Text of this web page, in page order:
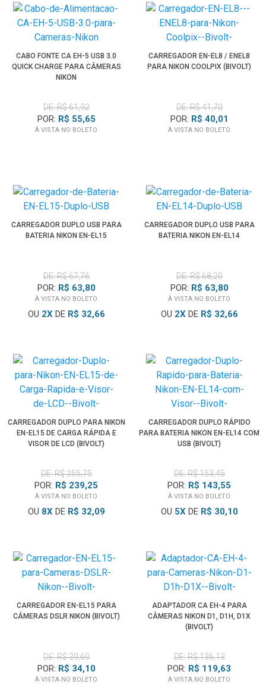
CABO FONTE CA EH-5 USB 3.0
QUICK CHARGE PARA CÂMERAS
NIKON
DE: R$ 61,92
POR: R$ 55,65
À VISTA NO BOLETO
CARREGADOR EN-EL8 / ENEL8
PARA NIKON COOLPIX (BIVOLT)
DE: R$ 41,70
POR: R$ 40,01
À VISTA NO BOLETO
CARREGADOR DUPLO USB PARA
BATERIA NIKON EN-EL15
DE: R$ 67,76
POR: R$ 63,80
À VISTA NO BOLETO
OU 2XDE R$ 32,66
CARREGADOR DUPLO USB PARA
BATERIA NIKON EN-EL14
DE: R$ 68,20
POR: R$ 63,80
À VISTA NO BOLETO
OU 2XDE R$ 32,66
CARREGADOR DUPLO PARA NIKON
EN-EL15 DE CARGA RÁPIDA E
VISOR DE LCD (BIVOLT)
DE: R$ 255,75
POR: R$ 239,25
À VISTA NO BOLETO
OU 8XDE R$ 32,09
CARREGADOR DUPLO RÁPIDO
PARA BATERIA NIKON EN-EL14 COM
USB (BIVOLT)
DE: R$ 153,45
POR: R$ 143,55
À VISTA NO BOLETO
OU 5XDE R$ 30,10
CARREGADOR EN-EL15 PARA
CÂMERAS DSLR NIKON (BIVOLT)
DE: R$ 39,60
POR: R$ 34,10
À VISTA NO BOLETO
ADAPTADOR CA EH-4 PARA
CÂMERAS NIKON D1, D1H, D1X
(BIVOLT)
DE: R$ 136,13
POR: R$ 119,63
À VISTA NO BOLETO